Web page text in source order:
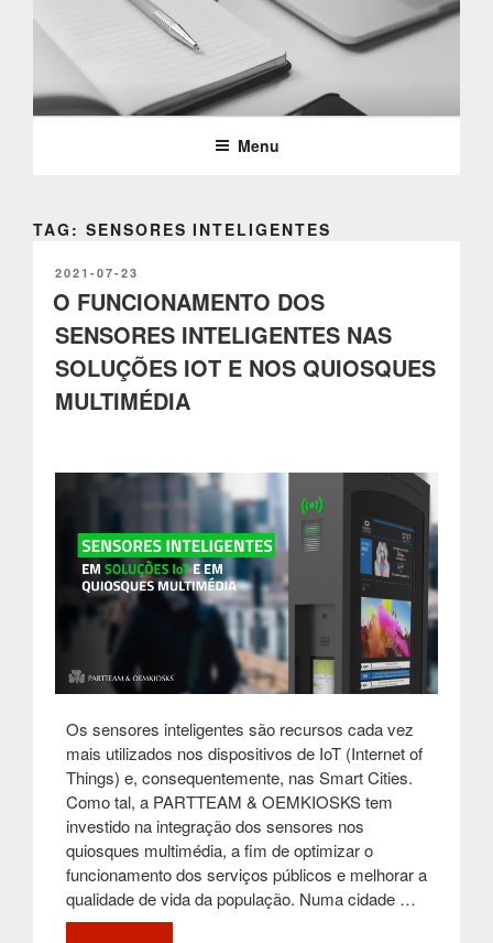
conteúdoPARTTEAM & OEMKIOSKS
BLOG
Menu
TAG: SENSORES INTELIGENTES
PUBLICADO
EM
2021-07-23
O FUNCIONAMENTO DOS
SENSORES INTELIGENTES NAS
SOLUÇÕES IOT E NOS QUIOSQUES
MULTIMÉDIA
Os sensores inteligentes são recursos cada vez
mais utilizados nos dispositivos de IoT (Internet of
Things) e, consequentemente, nas Smart Cities.
Como tal, a PARTTEAM & OEMKIOSKS tem
investido na integração dos sensores nos
quiosques multimédia, a fim de optimizar o
funcionamento dos serviços públicos e melhorar a
qualidade de vida da população. Numa cidade …